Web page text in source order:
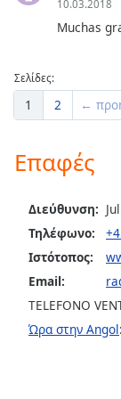
Caption
Area
Color
Opacity
Font
10.03.2018
Muchas
Σελίδες:
1 2 ←
Επαφές
Διεύθυνση:
Τηλέφωνο:
Ιστότοπος:
Email:
TELEFONO
Ώρα στην Angol: